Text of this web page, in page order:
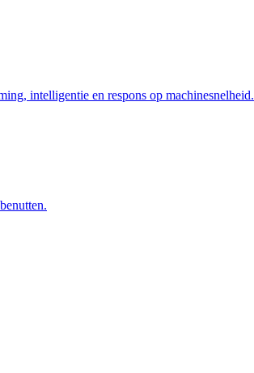
intelligentie en respons op machinesnelheid.